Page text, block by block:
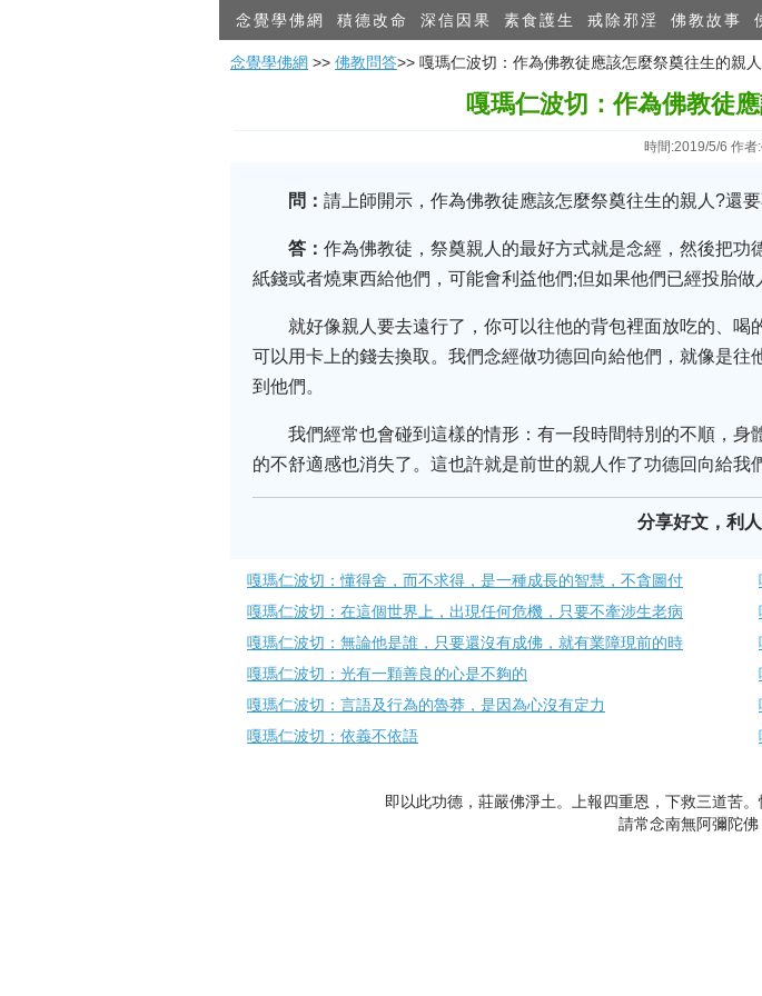
念覺學佛網 積德改命 深信因果 素食護生 戒除邪淫 佛教故事
念覺學佛網 >> 佛教問答>> 嘎瑪仁波切：作為佛教徒應該怎麼祭奠往生的親人
嘎瑪仁波切：作為佛教徒
時間:2019/5/6 作者
問： 請上師開示，作為佛教徒應該怎麼祭奠往生的親人?還
答： 作為佛教徒，祭奠親人的最好方式就是念經，然後把
紙錢或者燒東西給他們，可能會利益他們;但如果他們已經投胎做
就好像親人要去遠行了，你可以往他的背包裡面放吃的、
可以用卡上的錢去換取。我們念經做功德回向給他們，就像是
到他們。
我們經常也會碰到這樣的情形：有一段時間特別的不順，
的不舒適感也消失了。這也許就是前世的親人作了功德回向給我
分享好文，利
嘎瑪仁波切：懂得舍，而不求得，是一種成長的智慧，不貪圖付
嘎瑪仁波切：在這個世界上，出現任何危機，只要不牽涉生老病
嘎瑪仁波切：無論他是誰，只要還沒有成佛，就有業障現前的時
嘎瑪仁波切：光有一顆善良的心是不夠的
嘎瑪仁波切：言語及行為的魯莽，是因為心沒有定力
嘎瑪仁波切：依義不依語
即以此功德，莊嚴佛淨土。上報四重恩，下救三道苦
請常念南無阿彌陀佛